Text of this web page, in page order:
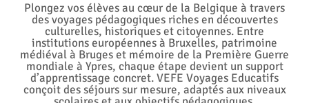
Plongez vos élèves au cœur de la Belgique à travers
des voyages pédagogiques riches en découvertes
culturelles, historiques et citoyennes. Entre
institutions européennes à Bruxelles, patrimoine
médiéval à Bruges et mémoire de la Première Guerre
mondiale à Ypres, chaque étape devient un support
d’apprentissage concret. VEFE Voyages Educatifs
conçoit des séjours sur mesure, adaptés aux niveaux